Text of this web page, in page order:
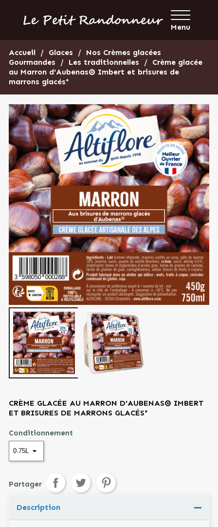
Menu
Accueil Glaces
Nos Crèmes glacées
Gourmandes
Les traditionnelles
Crème glacée
au Marron d'Aubenas® Imbert et brisures de
marrons glacés*
Description
CRÈME GLACÉE AU MARRON D'AUBENAS® IMBERT
ET BRISURES DE MARRONS GLACÉS*
Conditionnement
Partager
PartagerTweet Pinterest